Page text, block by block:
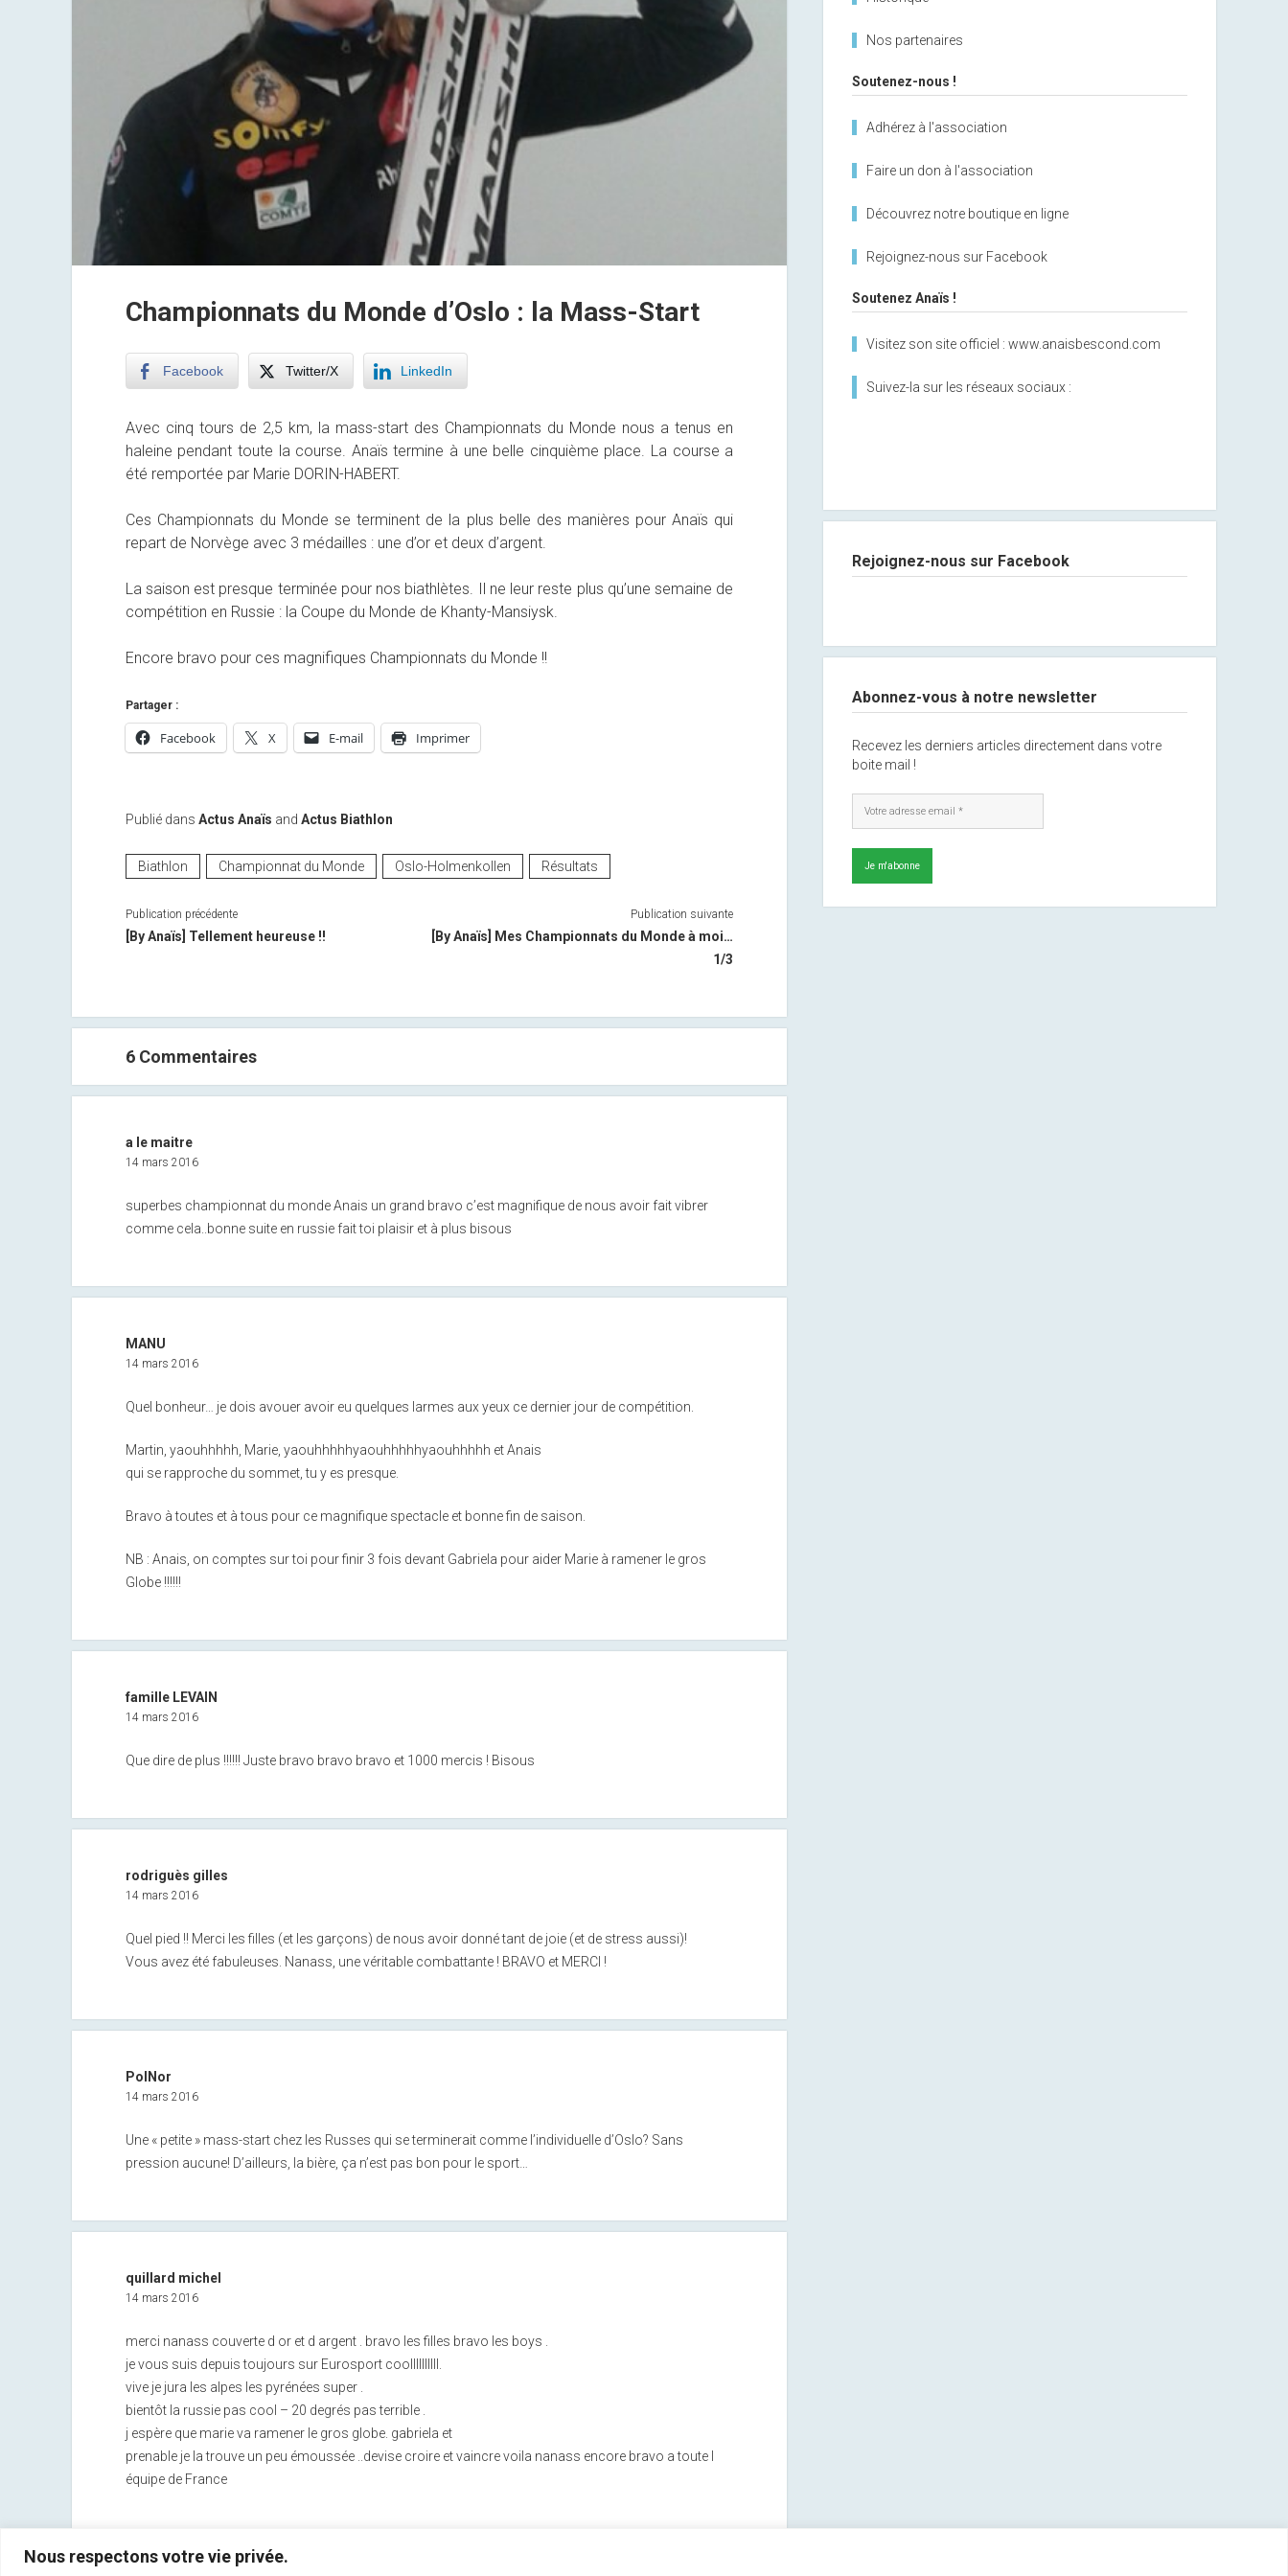
Nous respectons votre vie privée.
Championnats du Monde d’Oslo : la Mass-Start
Facebook Twitter/X LinkedIn
Avec cinq tours de 2,5 km, la mass-start des Championnats du Monde nous a tenus en
haleine pendant toute la course. Anaïs termine à une belle cinquième place. La course a
été remportée par Marie DORIN-HABERT.
Ces Championnats du Monde se terminent de la plus belle des manières pour Anaïs qui
repart de Norvège avec 3 médailles : une d’or et deux d’argent.
La saison est presque terminée pour nos biathlètes. Il ne leur reste plus qu’une semaine de
compétition en Russie : la Coupe du Monde de Khanty-Mansiysk.
Encore bravo pour ces magnifiques Championnats du Monde !!
Partager :
Facebook X E-mail Imprimer
Publié dans Actus Anaïs and Actus Biathlon
Biathlon Championnat du Monde Oslo-Holmenkollen Résultats
Publication précédente
[By Anaïs] Tellement heureuse !!
Publication suivante
[By Anaïs] Mes Championnats du Monde à moi…
1/3
6 Commentaires
a le maitre
14 mars 2016
superbes championnat du monde Anais un grand bravo c’est magnifique de nous avoir fait vibrer
comme cela..bonne suite en russie fait toi plaisir et à plus bisous
MANU
14 mars 2016
Quel bonheur… je dois avouer avoir eu quelques larmes aux yeux ce dernier jour de compétition.
Martin, yaouhhhhh, Marie, yaouhhhhhyaouhhhhhyaouhhhhh et Anais
qui se rapproche du sommet, tu y es presque.
Bravo à toutes et à tous pour ce magnifique spectacle et bonne fin de saison.
NB : Anais, on comptes sur toi pour finir 3 fois devant Gabriela pour aider Marie à ramener le gros
Globe !!!!!!
famille LEVAIN
14 mars 2016
Que dire de plus !!!!!! Juste bravo bravo bravo et 1000 mercis ! Bisous
rodriguès gilles
14 mars 2016
Quel pied !! Merci les filles (et les garçons) de nous avoir donné tant de joie (et de stress aussi)!
Vous avez été fabuleuses. Nanass, une véritable combattante ! BRAVO et MERCI !
PolNor
14 mars 2016
Une « petite » mass-start chez les Russes qui se terminerait comme l’individuelle d’Oslo? Sans
pression aucune! D’ailleurs, la bière, ça n’est pas bon pour le sport…
quillard michel
14 mars 2016
merci nanass couverte d or et d argent . bravo les filles bravo les boys .
je vous suis depuis toujours sur Eurosport coollllllllll.
vive je jura les alpes les pyrénées super .
bientôt la russie pas cool – 20 degrés pas terrible .
j espère que marie va ramener le gros globe. gabriela et
prenable je la trouve un peu émoussée ..devise croire et vaincre voila nanass encore bravo a toute l
équipe de France
Nos partenaires
Soutenez-nous !
Adhérez à l'association
Faire un don à l'association
Découvrez notre boutique en ligne
Rejoignez-nous sur Facebook
Soutenez Anaïs !
Visitez son site officiel : www.anaisbescond.com
Suivez-la sur les réseaux sociaux :
Rejoignez-nous sur Facebook
Abonnez-vous à notre newsletter
Recevez les derniers articles directement dans votre
boite mail !